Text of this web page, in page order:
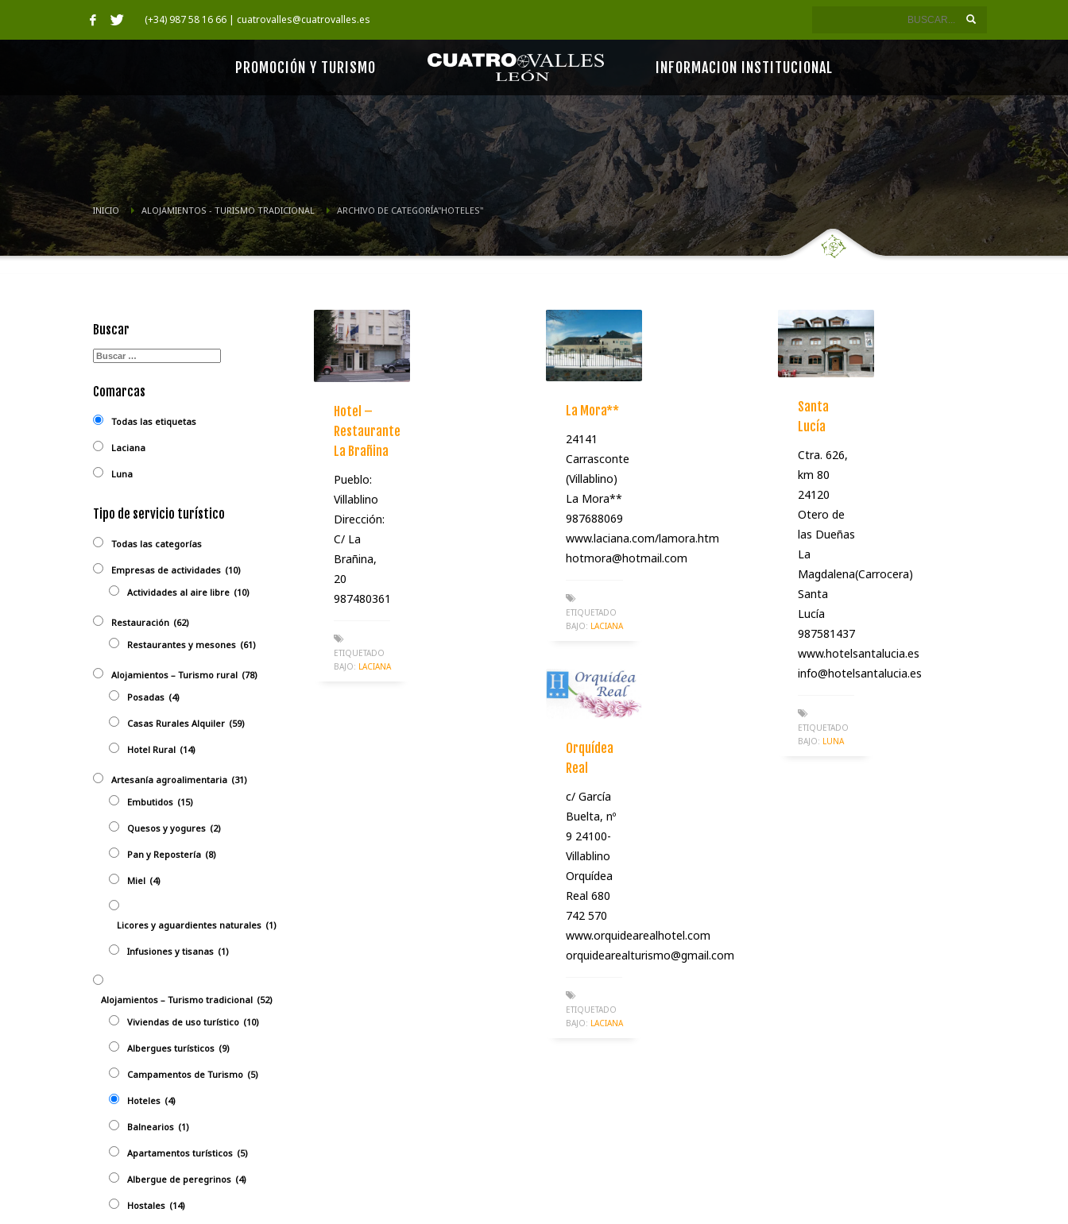
(+34) 987 58 16 66 | cuatrovalles@cuatrovalles.es
PROMOCIÓN Y TURISMO INFORMACION INSTITUCIONAL
INICIO ALOJAMIENTOS - TURISMO TRADICIONAL ARCHIVO DE CATEGORÍA"HOTELES"
Hotel –
Restaurante
La Brañina
Pueblo:
Villablino
Dirección:
C/ La
Brañina,
20
987480361
ETIQUETADO
BAJO: LACIANA
La Mora**
24141
Carrasconte
(Villablino)
La Mora**
987688069
www.laciana.com/lamora.htm
hotmora@hotmail.com
ETIQUETADO
BAJO: LACIANA
Santa
Lucía
Ctra. 626,
km 80
24120
Otero de
las Dueñas
La
Magdalena(Carrocera)
Santa
Lucía
987581437
www.hotelsantalucia.es
info@hotelsantalucia.es
ETIQUETADO
BAJO: LUNA
Orquídea
Real
c/ García
Buelta, nº
9 24100-
Villablino
Orquídea
Real 680
742 570
www.orquidearealhotel.com
orquidearealturismo@gmail.com
ETIQUETADO
BAJO: LACIANA
Buscar
Comarcas
Todas las etiquetas
Laciana
Luna
Tipo de servicio turístico
Todas las categorías
Empresas de actividades (10)
Actividades al aire libre (10)
Restauración (62)
Restaurantes y mesones (61)
Alojamientos – Turismo rural (78)
Posadas (4)
Casas Rurales Alquiler (59)
Hotel Rural (14)
Artesanía agroalimentaria (31)
Embutidos (15)
Quesos y yogures (2)
Pan y Repostería (8)
Miel (4)
Licores y aguardientes naturales (1)
Infusiones y tisanas (1)
Alojamientos – Turismo tradicional (52)
Viviendas de uso turístico (10)
Albergues turísticos (9)
Campamentos de Turismo (5)
Hoteles (4)
Balnearios (1)
Apartamentos turísticos (5)
Albergue de peregrinos (4)
Hostales (14)